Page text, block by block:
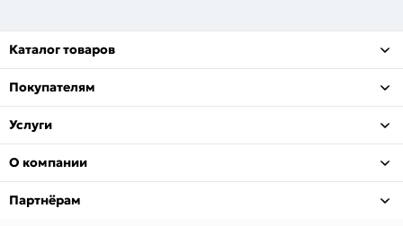
Каталог товаров
Покупателям
Услуги
О компании
Партнёрам